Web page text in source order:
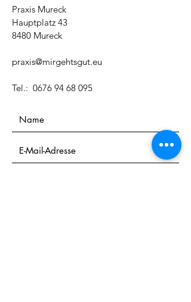
Praxis Mureck
Hauptplatz 43
8480 Mureck
praxis@mirgehtsgut.eu
Tel.: 0676 94 68 095